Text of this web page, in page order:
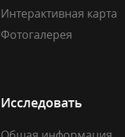
Интерактивная карта
Фотогалерея
Исследовать